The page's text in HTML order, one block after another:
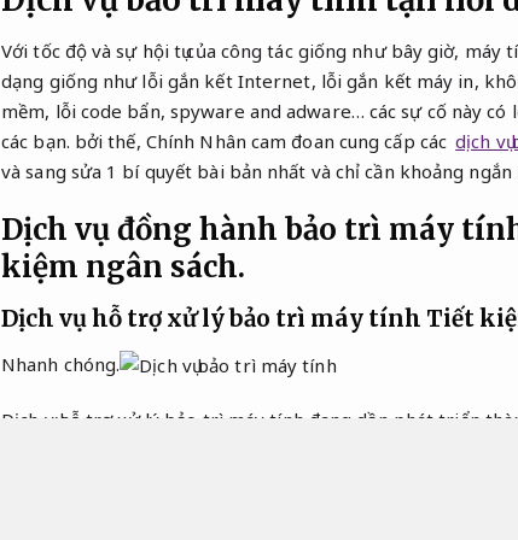
Với tốc độ và sự hội tụ của công tác giống như bây giờ, máy
dạng giống như lỗi gắn kết Internet, lỗi gắn kết máy in,
mềm, lỗi code bẩn, spyware and adware… các sự cố này
các bạn. bởi thế, Chính Nhân cam đoan cung cấp các dịch
và sang sửa 1 bí quyết bài bản nhất và chỉ cần khoảng ngắn
Dịch vụ đồng hành bảo trì máy
kiệm ngân sách.
Dịch vụ hỗ trợ xử lý bảo trì máy tính Tiết
Nhanh chóng.
Dịch vụ hỗ trợ xử lý bảo trì máy tính đang dần phát triển